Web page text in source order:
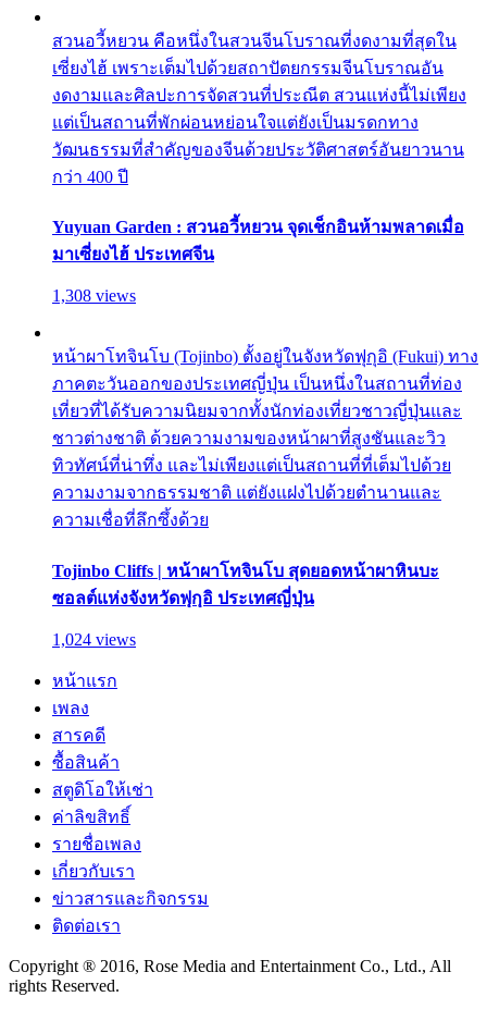
สวนอวี้หยวน คือหนึ่งในสวนจีนโบราณที่งดงามที่สุดใน
เซี่ยงไฮ้ เพราะเต็มไปด้วยสถาปัตยกรรมจีนโบราณอัน
งดงามและศิลปะการจัดสวนที่ประณีต สวนแห่งนี้ไม่เพียง
แต่เป็นสถานที่พักผ่อนหย่อนใจแต่ยังเป็นมรดกทาง
วัฒนธรรมที่สำคัญของจีนด้วยประวัติศาสตร์อันยาวนาน
กว่า 400 ปี
Yuyuan Garden : สวนอวี้หยวน จุดเช็กอินห้ามพลาดเมื่อ
มาเซี่ยงไฮ้ ประเทศจีน
1,308 views
หน้าผาโทจินโบ (Tojinbo) ตั้งอยู่ในจังหวัดฟุกุอิ (Fukui) ทาง
ภาคตะวันออกของประเทศญี่ปุ่น เป็นหนึ่งในสถานที่ท่อง
เที่ยวที่ได้รับความนิยมจากทั้งนักท่องเที่ยวชาวญี่ปุ่นและ
ชาวต่างชาติ ด้วยความงามของหน้าผาที่สูงชันและวิว
ทิวทัศน์ที่น่าทึ่ง และไม่เพียงแต่เป็นสถานที่ที่เต็มไปด้วย
ความงามจากธรรมชาติ แต่ยังแฝงไปด้วยตำนานและ
ความเชื่อที่ลึกซึ้งด้วย
Tojinbo Cliffs | หน้าผาโทจินโบ สุดยอดหน้าผาหินบะ
ซอลต์แห่งจังหวัดฟุกุอิ ประเทศญี่ปุ่น
1,024 views
หน้าแรก
เพลง
สารคดี
ซื้อสินค้า
สตูดิโอให้เช่า
ค่าลิขสิทธิ์
รายชื่อเพลง
เกี่ยวกับเรา
ข่าวสารและกิจกรรม
ติดต่อเรา
Copyright ® 2016, Rose Media and Entertainment Co., Ltd., All
rights Reserved.